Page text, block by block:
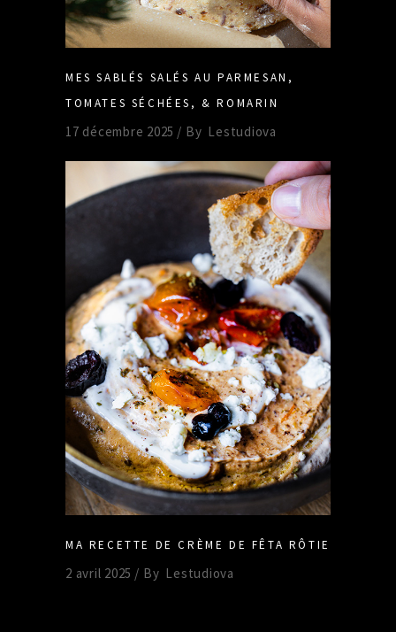
MES SABLÉS SALÉS AU PARMESAN,
TOMATES SÉCHÉES, & ROMARIN
17 décembre 2025 By Lestudiova
MA RECETTE DE CRÈME DE FÊTA RÔTIE
2 avril 2025 By Lestudiova